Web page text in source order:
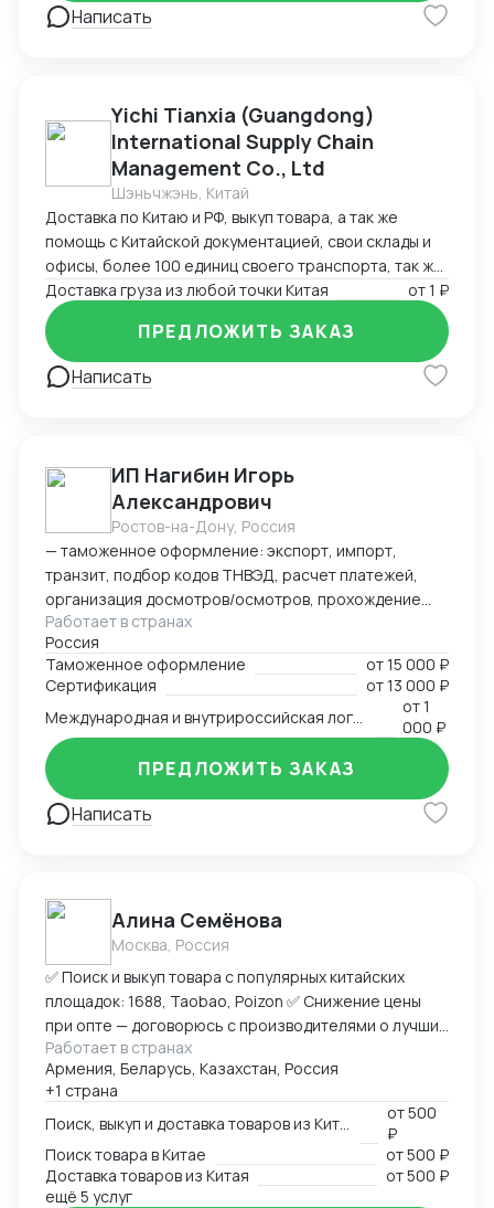
Написать
Yichi Tianxia (Guangdong)
International Supply Chain
Management Co., Ltd
Шэньчжэнь, Китай
Доставка по Китаю и РФ, выкуп товара, а так же
помощь с Китайской документацией, свои склады и
офисы, более 100 единиц своего транспорта, так же
можем помочь с поиском поставщиков
Доставка груза из любой точки Китая от1 ₽
Написать
ПРЕДЛОЖИТЬ ЗАКАЗ
ИП Нагибин Игорь
Александрович
Ростов-на-Дону, Россия
— таможенное оформление: экспорт, импорт,
транзит, подбор кодов ТНВЭД, расчет платежей,
организация досмотров/осмотров, прохождение
доп. проверок, возврат обеспечения; — логистика:
авто, авиа, морской транспорт, ж/д; — консалтинг
и сопровождение по таможенным процедурам,
валютному контролю и бухгалтерии;
— бухгалтерский аутсорсинг; — получение
разрешительной документации: сертификаты,
разрешения.
Работает в странах
Россия
Таможенное оформление
от15 000 ₽
Сертификация
от13 000 ₽
от1
000 ₽
Написать
ПРЕДЛОЖИТЬ ЗАКАЗ
Алина Семёнова
Москва, Россия
✅ Поиск и выкуп товара с популярных китайских
площадок: 1688, Taobao, Poizon ✅ Снижение цены
при опте — договорюсь с производителями о лучших
условиях ✅ Предоставлю фото- и видеоотчет перед
отправкой ✅ Надежная упаковка — минимизация
рисков повреждений при перевозке ✅ Доставка
товара до склада в Москву, отправка в любой город
России (ТК на выбор) ✅ Также доставлю в Армению,
Беларусь, Казахстан, Кыргызстан ✅ Полное
сопровождение — от заказа до получения ➡
Работает в странах
Армения, Беларусь, Казахстан, Россия
+1 страна
от500
₽
Поиск товара в Китае
от500 ₽
Доставка товаров из Китая
от500 ₽
ещё 5 услуг